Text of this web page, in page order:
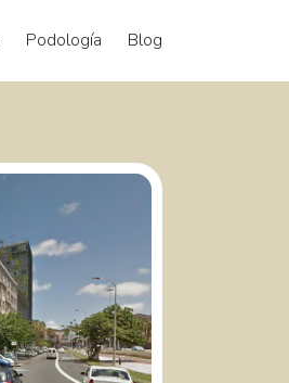
Podología Blog